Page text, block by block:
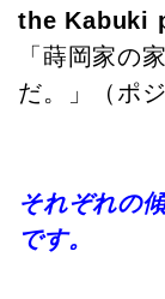
the Kabuki
「蒔岡家の
だ。」（ポ
それぞれの
です。